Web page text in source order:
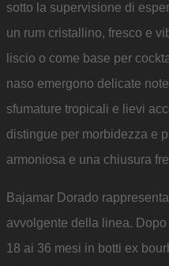
sotto la supervisione di
un rum cristallino, fresco e
liscio o come base per
naso emergono delicate
sfumature tropicali e lievi
distingue per morbidezza e
armoniosa e una chiusura
Bajamar Dorado
avvolgente della linea.
18 ai 36 mesi in botti ex